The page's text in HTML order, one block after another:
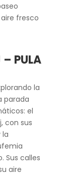
fresco
PULA
la
parada
el
con sus
la
Sus calles
aire